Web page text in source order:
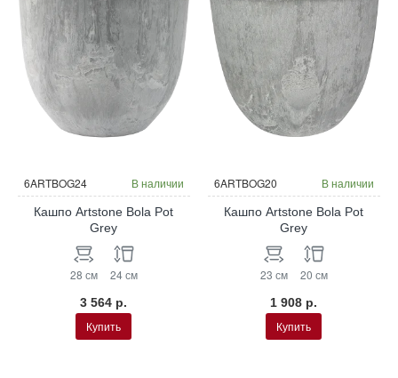
6ARTBOG24 В наличии
Кашпо Artstone Bola Pot
Grey
28 см 24 см
3 564 р.
Купить
6ARTBOG20 В наличии
Кашпо Artstone Bola Pot
Grey
23 см 20 см
1 908 р.
Купить